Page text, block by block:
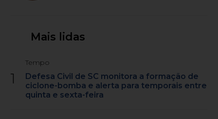
Mais lidas
1
Tempo
Defesa Civil de SC monitora a formação de
ciclone-bomba e alerta para temporais entre
quinta e sexta-feira